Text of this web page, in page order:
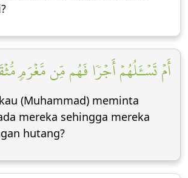
أَمۡ تَسۡـَٔلُهُمۡ أَجۡرٗا فَهُم مِّن مَّغۡرَمٖ
(Muhammad) meminta
mereka sehingga mereka
hutang?